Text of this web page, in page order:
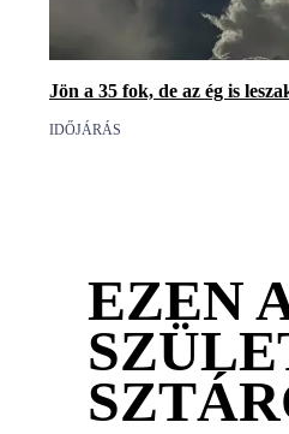
Jön a 35 fok, de az ég is
IDŐJÁRÁS
EZEN